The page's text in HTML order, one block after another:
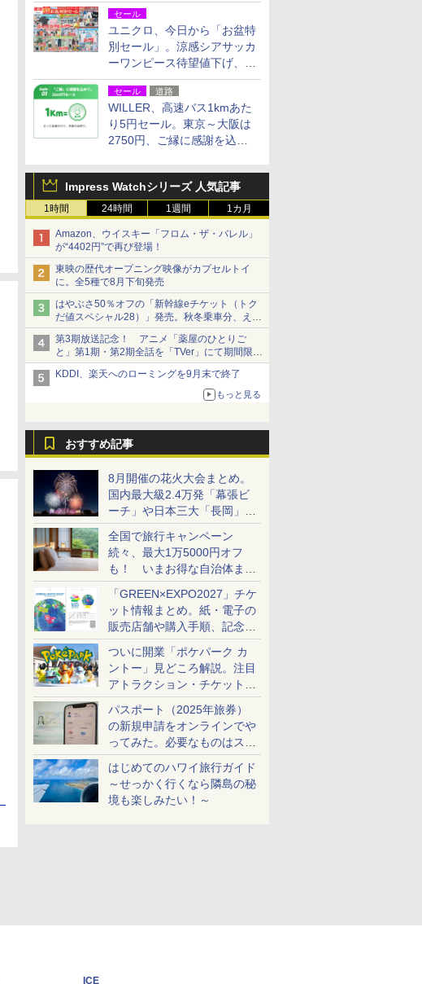
セール
ユニクロ、今日から「お盆特
別セール」。涼感シアサッカ
ーワンピース待望値下げ、撥
水ギアショーツは1990円に
セール 道路
WILLER、高速バス1kmあた
り5円セール。東京～大阪は
2750円、ご縁に感謝を込め
Impress Watchシリーズ 人気記事
1時間 24時間 1週間 1カ月
Amazon、ウイスキー「フロム・ザ・バレル」
が“4402円”で再び登場！
東映の歴代オープニング映像がカプセルトイ
に。全5種で8月下旬発売
はやぶさ50％オフの「新幹線eチケット（トク
だ値スペシャル28）」発売。秋冬乗車分、えき
ねっと限定
第3期放送記念！ アニメ「薬屋のひとりご
と」第1期・第2期全話を「TVer」にて期間限定
で順次無料配信開始
KDDI、楽天へのローミングを9月末で終了
もっと見る
おすすめ記事
8月開催の花火大会まとめ。
国内最大級2.4万発「幕張ビ
ーチ」や日本三大「長岡」な
ど大型イベント目白押し！
全国で旅行キャンペーン
続々、最大1万5000円オフ
も！ いまお得な自治体まと
め
「GREEN×EXPO2027」チケ
ット情報まとめ。紙・電子の
販売店舗や購入手順、記念チ
ケットも解説
ついに開業「ポケパーク カ
ントー」見どころ解説。注目
アトラクション・チケット手
配・来場前に必要な準備は？
パスポート（2025年旅券）
の新規申請をオンラインでや
ってみた。必要なものはスマ
ホとマイナカードのみ
はじめてのハワイ旅行ガイド
～せっかく行くなら隣島の秘
境も楽しみたい！～
ICE